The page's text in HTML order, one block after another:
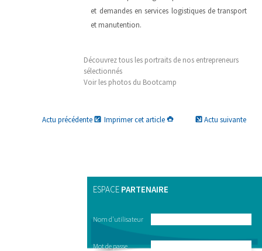
et demandes en services logistiques de transport
et manutention.
Découvrez tous les portraits de nos entrepreneurs
sélectionnés
Voir les photos du Bootcamp
Actu précédente Imprimer cet article Actu suivante
ESPACE PARTENAIRE
Nom d'utilisateur
Mot de passe